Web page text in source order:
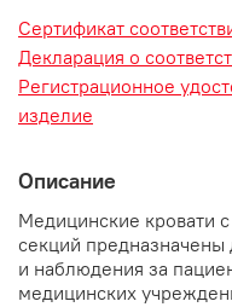
Сертификат
Декларация о
Регистрационное
изделие
Описание
Медицинские кровати
секций предназначены
и наблюдения за
медицинских